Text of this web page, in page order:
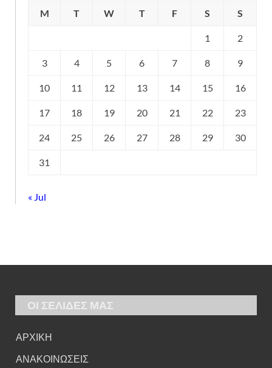
M
T W T F S S
1 2
3 4 5 6 7 8 9
10 11 12 13 14 15 16
17 18 19 20 21 22 23
24 25 26 27 28 29 30
31
« Jul
ΟΙ ΣΕΛΙΔΕΣ ΜΑΣ
ΑΡΧΙΚΗ
ΑΝΑΚΟΙΝΩΣΕΙΣ